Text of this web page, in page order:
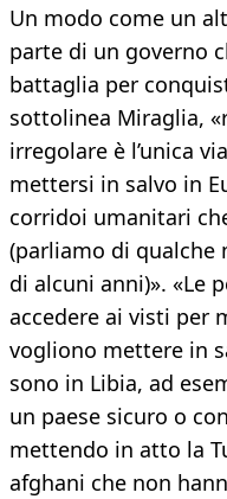
Un modo come un
parte di un governo
battaglia per
sottolinea Miraglia,
irregolare è l’unica
mettersi in salvo in
corridoi umanitari
(parliamo di qualche
di alcuni anni)». «Le
accedere ai visti per
vogliono mettere in
sono in Libia, ad
un paese sicuro o
mettendo in atto la
afghani che non